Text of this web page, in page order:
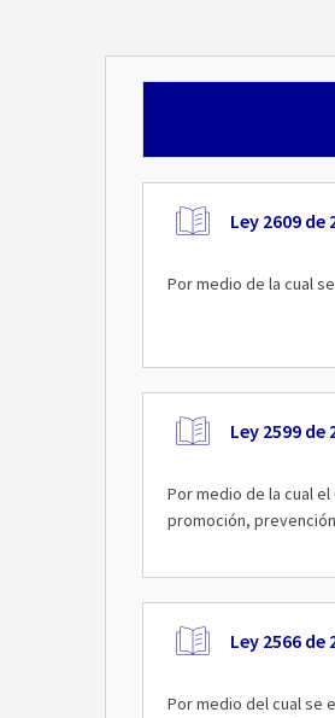
Ley 2609 de
Por medio de la cual
Ley 2599 de
Por medio de la cual
promoción,
Ley 2566 de
Por medio del cual se